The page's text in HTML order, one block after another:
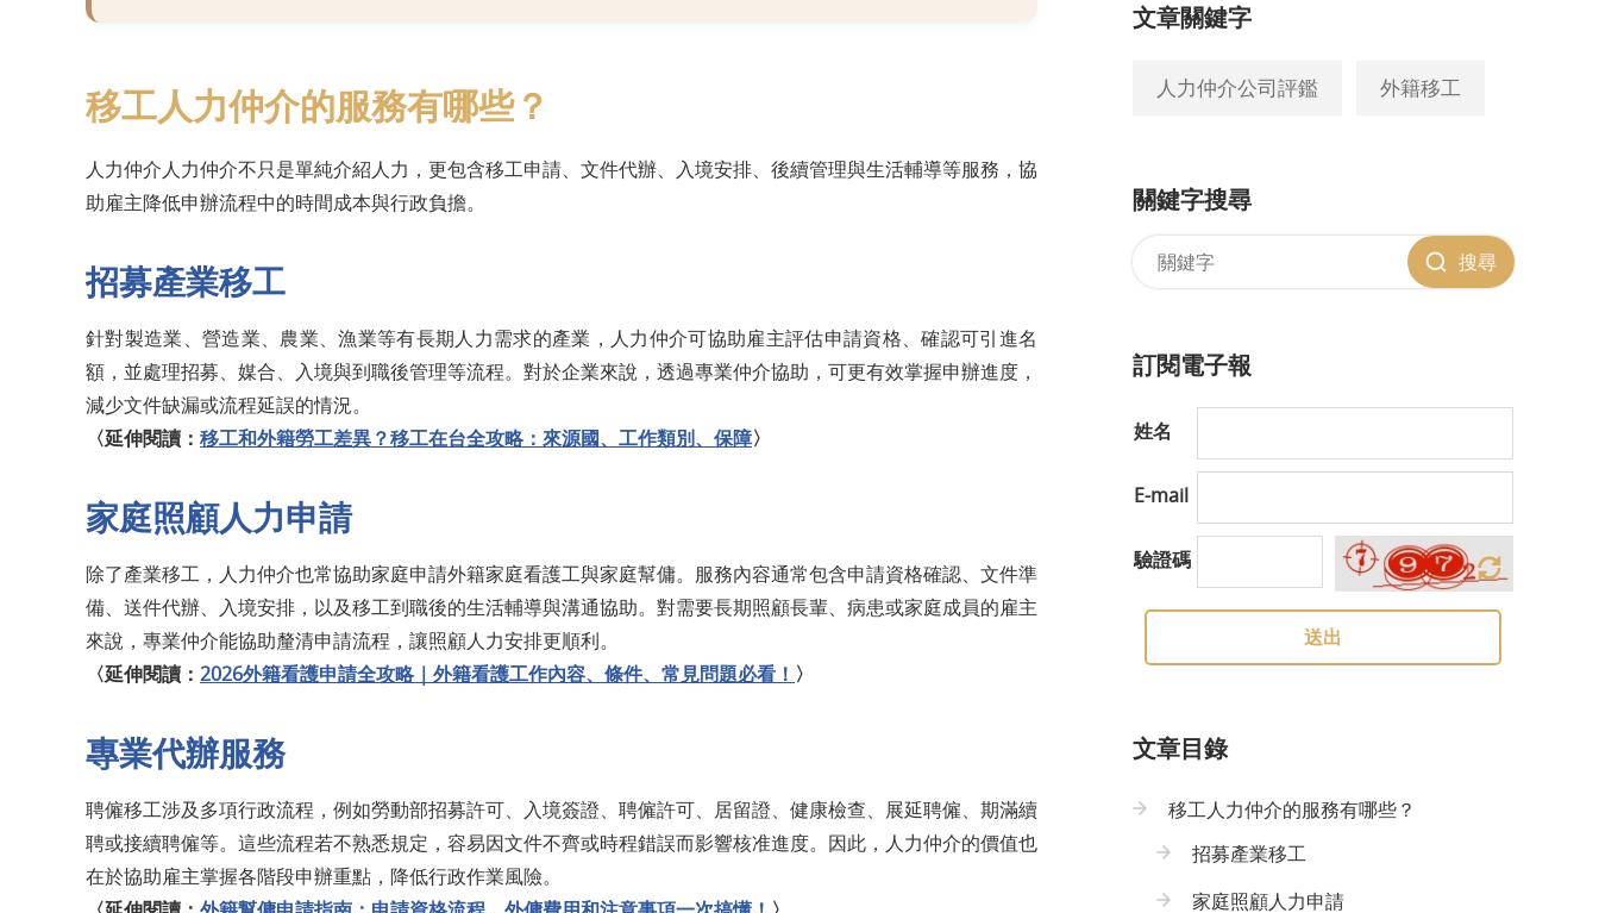
移工人力仲介的服務有哪些？
人力仲介人力仲介不只是單純介紹人力，更包含移工申請、文件代辦、入境安排、後續管理與生活輔導等服務，協
助雇主降低申辦流程中的時間成本與行政負擔。
招募產業移工
針對製造業、營造業、農業、漁業等有長期人力需求的產業，人力仲介可協助雇主評估申請資格、確認可引進名
額，並處理招募、媒合、入境與到職後管理等流程。對於企業來說，透過專業仲介協助，可更有效掌握申辦進度，
減少文件缺漏或流程延誤的情況。
〈延伸閱讀： 移工和外籍勞工差異？移工在台全攻略：來源國、工作類別、保障〉
家庭照顧人力申請
除了產業移工，人力仲介也常協助家庭申請外籍家庭看護工與家庭幫傭。服務內容通常包含申請資格確認、文件準
備、送件代辦、入境安排，以及移工到職後的生活輔導與溝通協助。對需要長期照顧長輩、病患或家庭成員的雇主
來說，專業仲介能協助釐清申請流程，讓照顧人力安排更順利。
〈延伸閱讀： 2026外籍看護申請全攻略｜外籍看護工作內容、條件、常見問題必看！ 〉
專業代辦服務
聘僱移工涉及多項行政流程，例如勞動部招募許可、入境簽證、聘僱許可、居留證、健康檢查、展延聘僱、期滿續
聘或接續聘僱等。這些流程若不熟悉規定，容易因文件不齊或時程錯誤而影響核准進度。因此，人力仲介的價值也
在於協助雇主掌握各階段申辦重點，降低行政作業風險。
文章關鍵字
人力仲介公司評鑑 外籍移工
關鍵字搜尋
搜尋
訂閱電子報
姓名
E-mail
驗證碼
送出
文章目錄
移工人力仲介的服務有哪些？
招募產業移工
家庭照顧人力申請